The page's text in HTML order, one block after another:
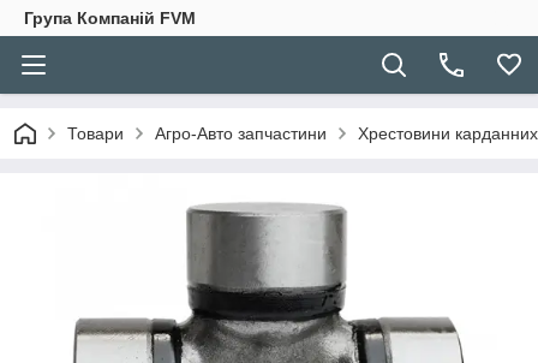
Група Компаній FVM
Товари Агро-Авто запчастини Хрестовини карданних